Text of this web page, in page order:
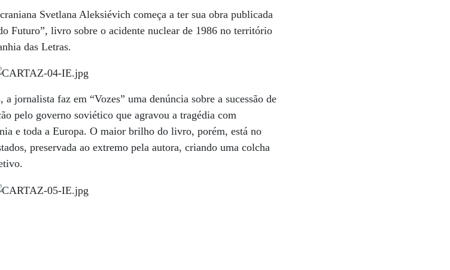
Svetlana Aleksiévich começa a ter sua obra publicada
Futuro”, livro sobre o acidente nuclear de 1986 no território
das Letras.
jornalista faz em “Vozes” uma denúncia sobre a sucessão de
pelo governo soviético que agravou a tragédia com
e toda a Europa. O maior brilho do livro, porém, está no
preservada ao extremo pela autora, criando uma colcha